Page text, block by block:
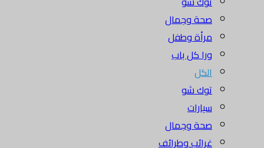
صحة وجمال
مرأة وطفل
ورا كل باب
الكل
توك شو
سيارات
صحة وجمال
غرائب وطرائف